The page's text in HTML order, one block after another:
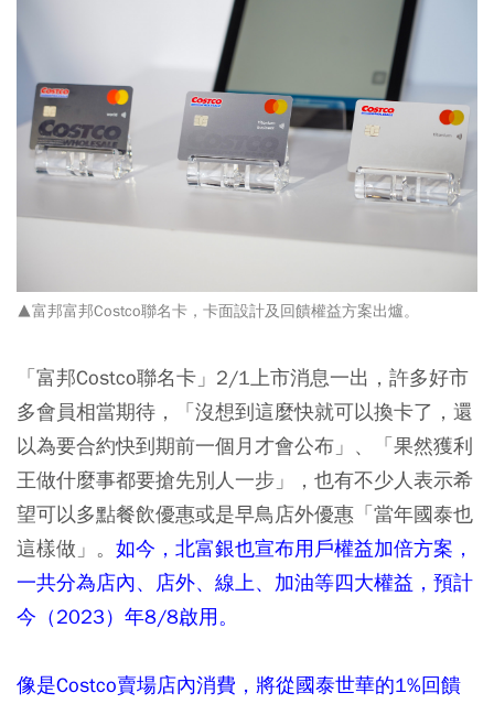
▲富邦富邦Costco聯名卡，卡面設計及回饋權益方案出爐。
「富邦Costco聯名卡」2/1上市消息一出，許多好市
多會員相當期待，「沒想到這麼快就可以換卡了，還
以為要合約快到期前一個月才會公布」、「果然獲利
王做什麼事都要搶先別人一步」，也有不少人表示希
望可以多點餐飲優惠或是早鳥店外優惠「當年國泰也
這樣做」。 如今，北富銀也宣布用戶權益加倍方案，
一共分為店內、店外、線上、加油等四大權益，預計
今（2023）年8/8啟用。
像是Costco賣場店內消費，將從國泰世華的1%回饋